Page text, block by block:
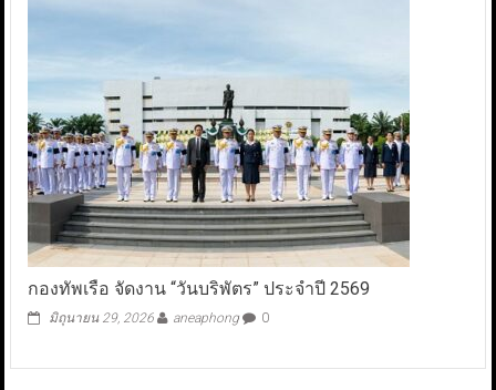
กองทัพเรือ จัดงาน “วันบริพัตร” ประจำปี 2569
มิถุนายน 29, 2026 aneaphong 0